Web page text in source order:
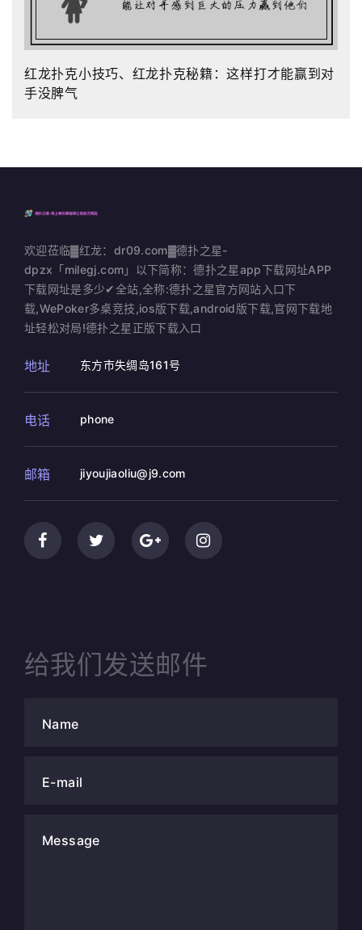
红龙扑克小技巧、红龙扑克秘籍：这样打才能赢到对
手没脾气
欢迎莅临▓红龙：dr09.com▓德扑之星-
dpzx「milegj.com」以下简称：德扑之星app下载网址APP
下载网址是多少✔全站,全称:德扑之星官方网站入口下
载,WePoker多桌竞技,ios版下载,android版下载,官网下载地
址轻松对局!德扑之星正版下载入口
地址 东方市失绸岛161号
电话 phone
邮箱 jiyoujiaoliu@j9.com
给我们发送邮件
Name
E-mail
Message